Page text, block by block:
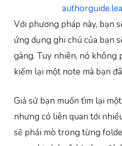
Với phương pháp này, bạn
ứng dụng ghi chú của bạn
gàng. Tuy nhiên, nó không
kiếm lại một note mà bạn
Giả sử bạn muốn tìm lại
nhưng có liên quan tới
sẽ phải mò trong từng